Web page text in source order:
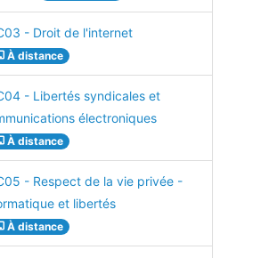
- Droit de l'internet
À distance
- Libertés syndicales et
électroniques
À distance
- Respect de la vie privée -
et libertés
À distance